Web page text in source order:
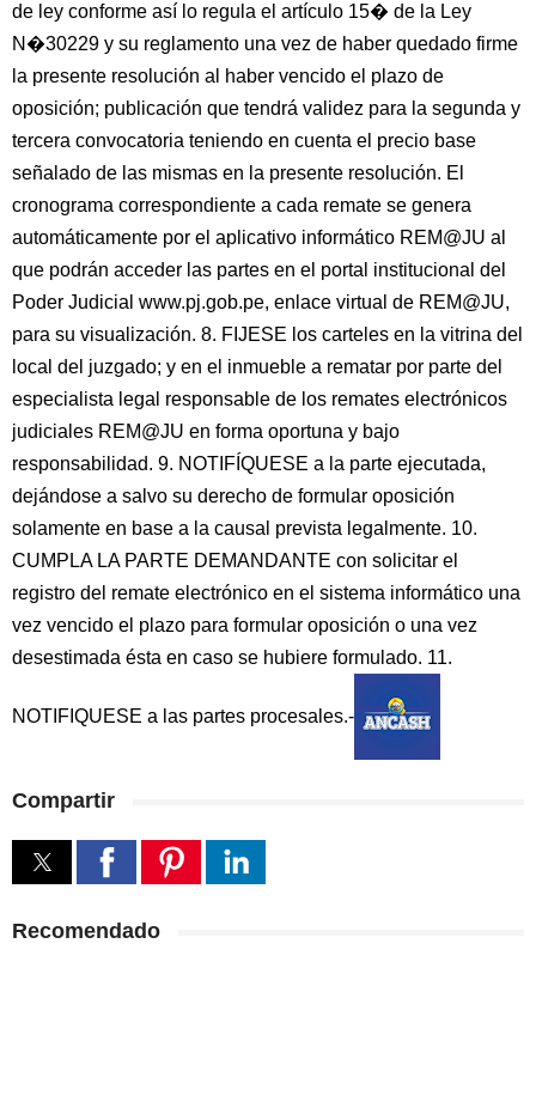
de ley conforme así lo regula el artículo 15� de la Ley
N�30229 y su reglamento una vez de haber quedado firme
la presente resolución al haber vencido el plazo de
oposición; publicación que tendrá validez para la segunda y
tercera convocatoria teniendo en cuenta el precio base
señalado de las mismas en la presente resolución. El
cronograma correspondiente a cada remate se genera
automáticamente por el aplicativo informático REM@JU al
que podrán acceder las partes en el portal institucional del
Poder Judicial www.pj.gob.pe, enlace virtual de REM@JU,
para su visualización. 8. FIJESE los carteles en la vitrina del
local del juzgado; y en el inmueble a rematar por parte del
especialista legal responsable de los remates electrónicos
judiciales REM@JU en forma oportuna y bajo
responsabilidad. 9. NOTIFÍQUESE a la parte ejecutada,
dejándose a salvo su derecho de formular oposición
solamente en base a la causal prevista legalmente. 10.
CUMPLA LA PARTE DEMANDANTE con solicitar el
registro del remate electrónico en el sistema informático una
vez vencido el plazo para formular oposición o una vez
desestimada ésta en caso se hubiere formulado. 11.
NOTIFIQUESE a las partes procesales.-
Compartir
Recomendado